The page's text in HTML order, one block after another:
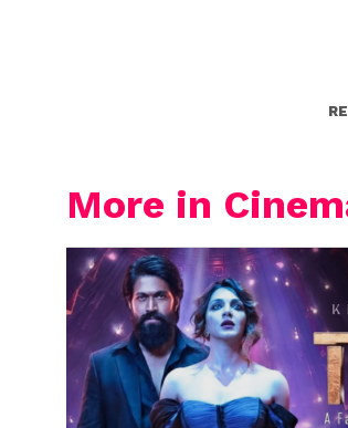
More in